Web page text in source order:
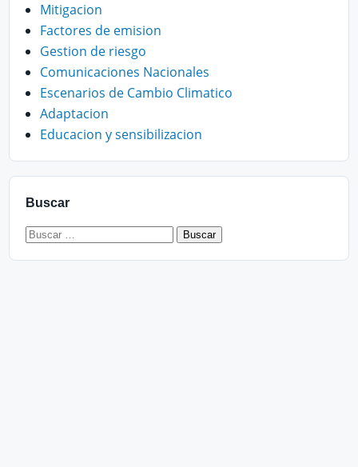
Mitigacion
Factores de emision
Gestion de riesgo
Comunicaciones Nacionales
Escenarios de Cambio Climatico
Adaptacion
Educacion y sensibilizacion
Buscar
Buscar: